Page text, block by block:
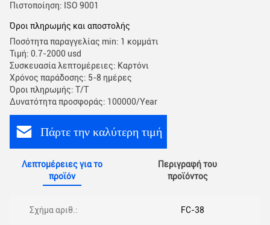
Πιστοποίηση: ISO 9001
Όροι πληρωμής και αποστολής
Ποσότητα παραγγελίας min: 1 κομμάτι
Τιμή: 0.7-2000 usd
Συσκευασία λεπτομέρειες: Καρτόνι
Χρόνος παράδοσης: 5-8 ημέρες
Όροι πληρωμής: Τ/Τ
Δυνατότητα προσφοράς: 100000/Year
Πάρτε την καλύτερη τιμή
Λεπτομέρειες για το
προϊόν
Περιγραφή του
προϊόντος
Σχήμα αριθ.: FC-38